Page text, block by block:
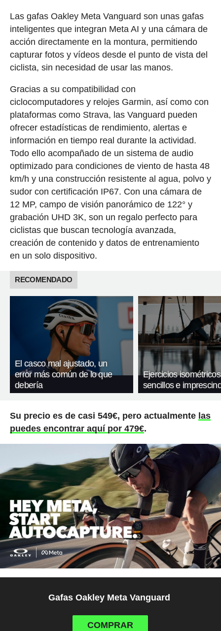
Las gafas Oakley Meta Vanguard son unas gafas
inteligentes que integran Meta AI y una cámara de
acción directamente en la montura, permitiendo
capturar fotos y vídeos desde el punto de vista del
ciclista, sin necesidad de usar las manos.
Gracias a su compatibilidad con
ciclocomputadores y relojes Garmin, así como con
plataformas como Strava, las Vanguard pueden
ofrecer estadísticas de rendimiento, alertas e
información en tiempo real durante la actividad.
Todo ello acompañado de un sistema de audio
optimizado para condiciones de viento de hasta 48
km/h y una construcción resistente al agua, polvo y
sudor con certificación IP67. Con una cámara de
12 MP, campo de visión panorámico de 122° y
grabación UHD 3K, son un regalo perfecto para
ciclistas que buscan tecnología avanzada,
creación de contenido y datos de entrenamiento
en un solo dispositivo.
RECOMENDADO
El casco mal ajustado, un
error más común de lo que
debería
Ejercicios
sencillos e
Su precio es de casi 549€, pero actualmente las
puedes encontrar aquí por 479€.
Gafas Oakley Meta Vanguard
COMPRAR